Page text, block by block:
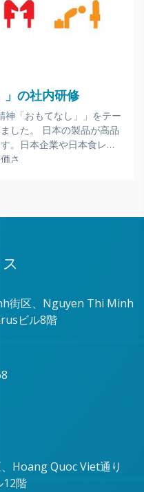
」の社内研修
神「おもてなし」」をテー
した。 日本の製品が高品
。日本企業や日本食レス
さ
街区、Nguyen Thi Minh
ビル8階
Hoang Quoc Viet通り
12階